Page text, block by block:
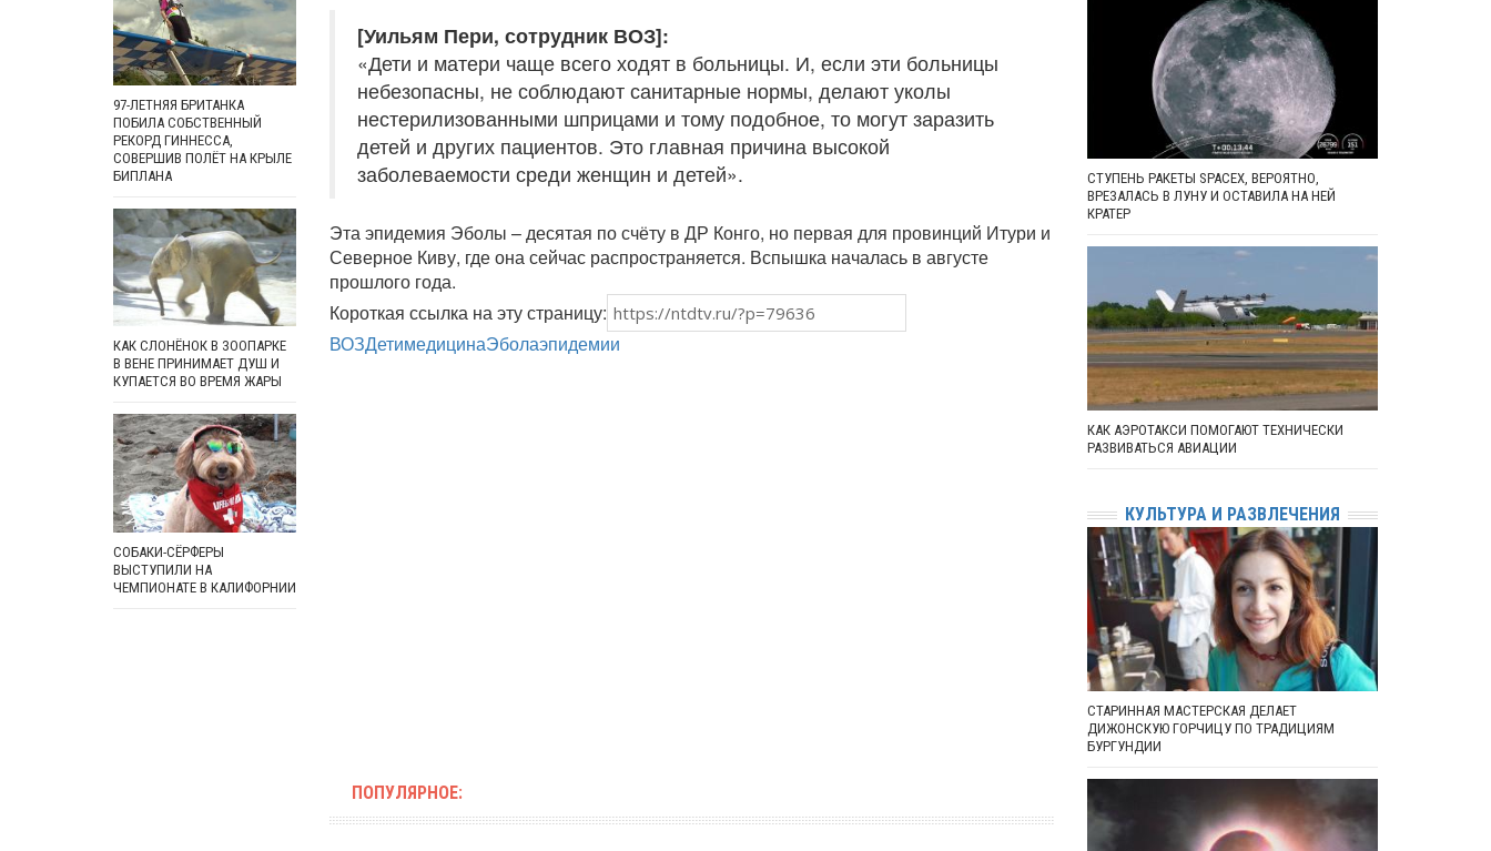
[Уильям Пери, сотрудник ВОЗ]:
«Дети и матери чаще всего ходят в больницы. И, если эти больницы
небезопасны, не соблюдают санитарные нормы, делают уколы
нестерилизованными шприцами и тому подобное, то могут заразить
детей и других пациентов. Это главная причина высокой
заболеваемости среди женщин и детей».
Эта эпидемия Эболы – десятая по счёту в ДР Конго, но первая для провинций Итури и
Северное Киву, где она сейчас распространяется. Вспышка началась в августе
прошлого года.
Короткая ссылка на эту страницу:
ВОЗДетимедицинаЭболаэпидемии
ПОПУЛЯРНОЕ:
97-ЛЕТНЯЯ БРИТАНКА
ПОБИЛА СОБСТВЕННЫЙ
РЕКОРД ГИННЕССА,
СОВЕРШИВ ПОЛЁТ НА КРЫЛЕ
БИПЛАНА
КАК СЛОНЁНОК В ЗООПАРКЕ
В ВЕНЕ ПРИНИМАЕТ ДУШ И
КУПАЕТСЯ ВО ВРЕМЯ ЖАРЫ
СОБАКИ-СЁРФЕРЫ
ВЫСТУПИЛИ НА
ЧЕМПИОНАТЕ В КАЛИФОРНИИ
СТУПЕНЬ РАКЕТЫ SPACEX, ВЕРОЯТНО,
ВРЕЗАЛАСЬ В ЛУНУ И ОСТАВИЛА НА НЕЙ
КРАТЕР
КАК АЭРОТАКСИ ПОМОГАЮТ ТЕХНИЧЕСКИ
РАЗВИВАТЬСЯ АВИАЦИИ
КУЛЬТУРА И РАЗВЛЕЧЕНИЯ
СТАРИННАЯ МАСТЕРСКАЯ ДЕЛАЕТ
ДИЖОНСКУЮ ГОРЧИЦУ ПО ТРАДИЦИЯМ
БУРГУНДИИ